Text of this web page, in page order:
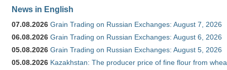
News in English
07.08.2026 Grain Trading on Russian Exchanges: August 7, 2026
06.08.2026 Grain Trading on Russian Exchanges: August 6, 2026
05.08.2026 Grain Trading on Russian Exchanges: August 5, 2026
05.08.2026 Kazakhstan: The producer price of fine flour from